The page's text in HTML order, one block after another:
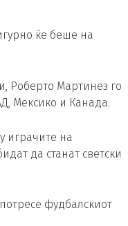
ќе беше на
Роберто Мартинез го
Мексико и Канада.
играчите на
да станат светски
фудбалскиот